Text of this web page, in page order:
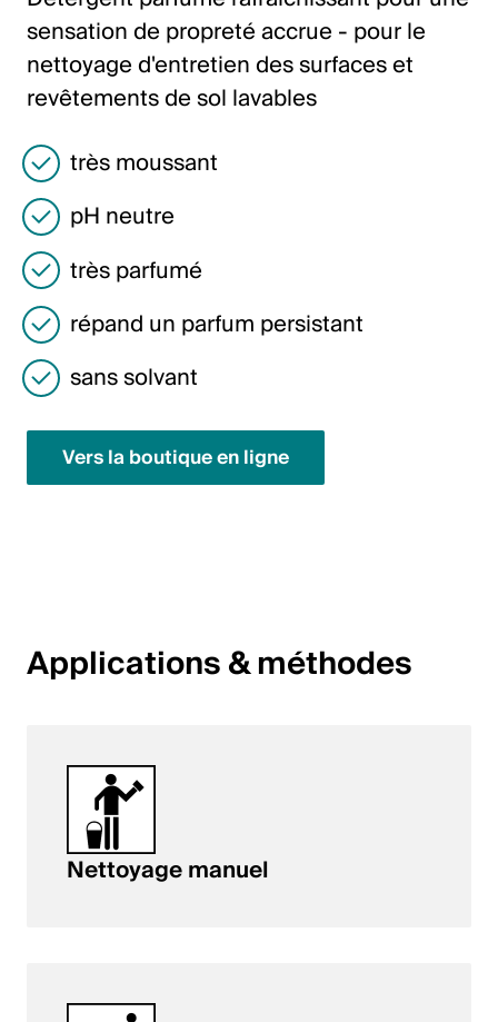
Italiano
English
Deutsch
English
Allemagne
Deutsch
English
Suède
Svenska
Polski
English
sensation de propreté accrue - pour le
nettoyage d'entretien des surfaces et
revêtements de sol lavables
très moussant
pH neutre
très parfumé
répand un parfum persistant
sans solvant
Vers la boutique en ligne
Applications & méthodes
Nettoyage manuel